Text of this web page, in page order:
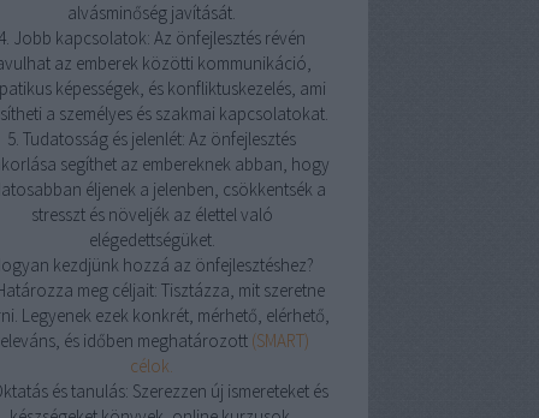
alvásminőség javítását.
4. Jobb kapcsolatok: Az önfejlesztés révén
az emberek közötti kommunikáció,
képességek, és konfliktuskezelés, ami
a személyes és szakmai kapcsolatokat.
5. Tudatosság és jelenlét: Az önfejlesztés
segíthet az embereknek abban, hogy
éljenek a jelenben, csökkentsék a
stresszt és növeljék az élettel való
elégedettségüket.
kezdjünk hozzá az önfejlesztéshez?
meg céljait: Tisztázza, mit szeretne
Legyenek ezek konkrét, mérhető, elérhető,
és időben meghatározott (SMART)
célok.
és tanulás: Szerezzen új ismereteket és